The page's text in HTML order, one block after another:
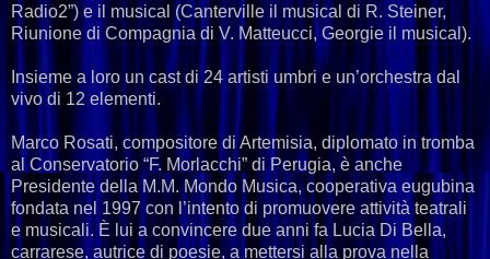
Radio2”) e il musical (Canterville il musical di R. Steiner,
Riunione di Compagnia di V. Matteucci, Georgie il musical).
Insieme a loro un cast di 24 artisti umbri e un’orchestra dal
vivo di 12 elementi.
Marco Rosati, compositore di Artemisia, diplomato in tromba
al Conservatorio “F. Morlacchi” di Perugia, è anche
Presidente della M.M. Mondo Musica, cooperativa eugubina
fondata nel 1997 con l’intento di promuovere attività teatrali
e musicali. È lui a convincere due anni fa Lucia Di Bella,
carrarese, autrice di poesie, a mettersi alla prova nella